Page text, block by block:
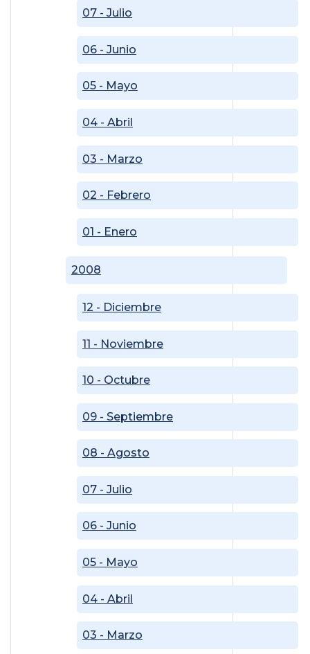
2008
03 - Marzo
04 - Abril
05 - Mayo
06 - Junio
07 - Julio
08 - Agosto
09 - Septiembre
10 - Octubre
11 - Noviembre
12 - Diciembre
01 - Enero
02 - Febrero
03 - Marzo
04 - Abril
05 - Mayo
06 - Junio
07 - Julio